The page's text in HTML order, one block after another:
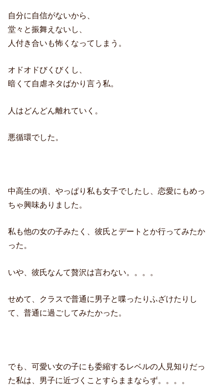
自分に自信がないから、
堂々と振舞えないし、
人付き合いも怖くなってしまう。
オドオドびくびくし、
暗くて自虐ネタばかり言う私。
人はどんどん離れていく。
悪循環でした。
中高生の頃、やっぱり私も女子でしたし、恋愛にもめっ
ちゃ興味ありました。
私も他の女の子みたく、彼氏とデートとか行ってみたか
った。
いや、彼氏なんて贅沢は言わない。。。。
せめて、クラスで普通に男子と喋ったりふざけたりし
て、普通に過ごしてみたかった。
でも、可愛い女の子にも委縮するレベルの人見知りだっ
た私は、男子に近づくことすらままならず。。。。